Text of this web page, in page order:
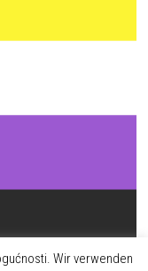
Wir verwenden